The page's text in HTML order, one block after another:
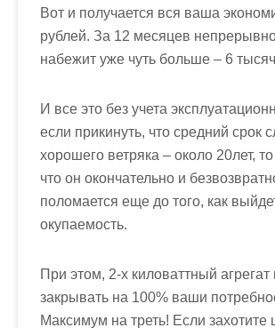
Вот и получается вся ваша
рублей. За 12 месяцев
набежит уже чуть больше – 6
И все это без учета
если прикинуть, что средний срок
хорошего ветряка – около 20лет,
что он окончательно и
поломается еще до того, как
окупаемость.
При этом, 2-х киловаттный агрегат
закрывать на 100% ваши
Максимум на треть! Если захотите